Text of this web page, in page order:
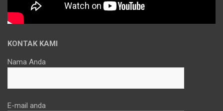
KONTAK KAMI
Nama Anda
E-mail anda